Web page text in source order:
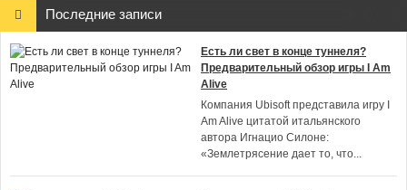
Последние записи
Есть ли свет в конце туннеля?
Предварительный обзор игры I Am
Alive
Компания Ubisoft представила игру I
Am Alive цитатой итальянского
автора Игнацио Силоне:
«Землетрясение дает то, что...